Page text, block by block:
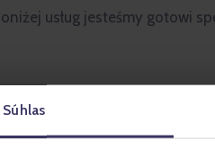
Súhlas
usług jesteśmy gotowi
Smokovec ****